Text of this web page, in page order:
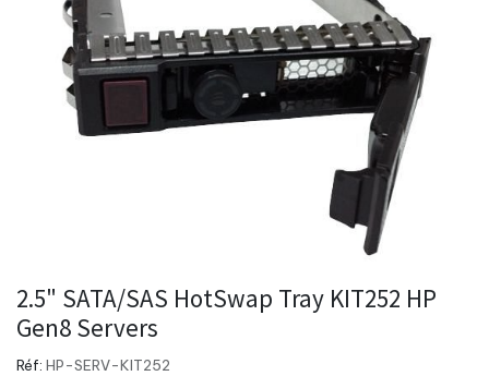
2.5" SATA/SAS HotSwap Tray KIT252 HP
Gen8 Servers
Réf: HP-SERV-KIT252